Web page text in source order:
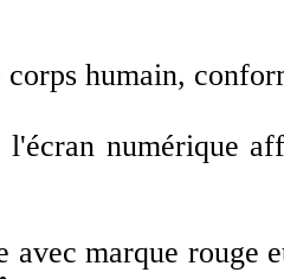
humain,
numérique
avec marque rouge